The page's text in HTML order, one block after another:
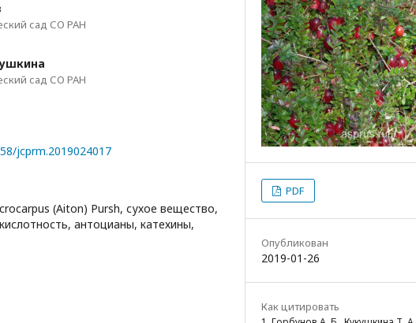
сад СО РАН
сад СО РАН
jcprm.2019024017
(Aiton) Pursh, сухое вещество,
антоцианы, катехины,
PDF
Опубликован
2019-01-26
Как цитировать